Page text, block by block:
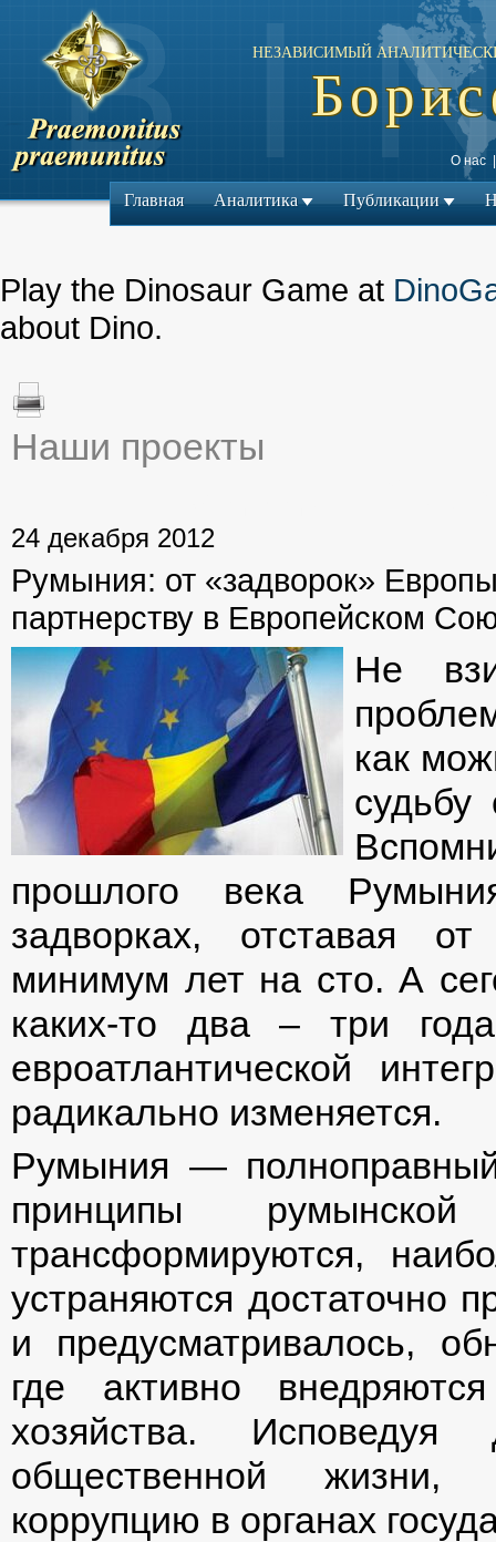
НЕЗАВИСИМЫЙ
О нас
Главная Аналитика Публикации
Play the Dinosaur Game at
about Dino.
Наши проекты
24 декабря 2012
Румыния: от «задворок»
партнерству в Европейском
Не
как
прошлого века
задворках, отставая
минимум лет на сто. А
каких-то два – три
евроатлантической
радикально изменяется.
Румыния —
принципы румынской
трансформируются,
устраняются достаточно
и предусматривалось,
где активно
хозяйства. Исповедуя
общественной жизни,
коррупцию в органах